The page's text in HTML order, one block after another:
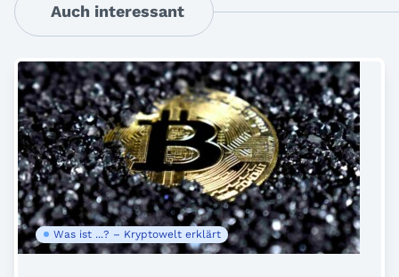
Auch interessant
Was ist ...? – Kryptowelt erklärt